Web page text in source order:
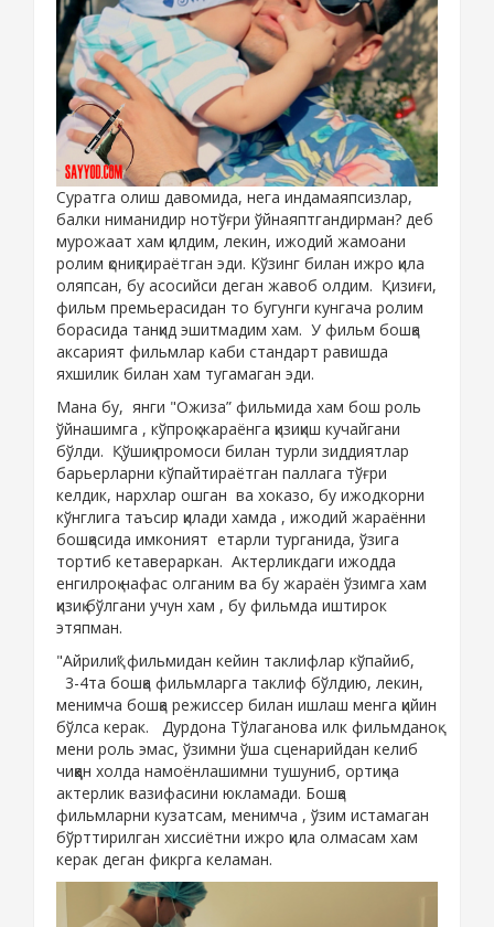
Суратга олиш давомида, нега индамаяпсизлар,
балки ниманидир нотўғри ўйнаяптгандирман? деб
мурожаат хам қилдим, лекин, ижодий жамоани
ролим қониқтираётган эди. Кўзинг билан ижро қила
оляпсан, бу асосийси деган жавоб олдим. Қизиғи,
фильм премьерасидан то бугунги кунгача ролим
борасида танқид эшитмадим хам. У фильм бошқа
аксарият фильмлар каби стандарт равишда
яхшилик билан хам тугамаган эди.
Мана бу, янги "Ожиза” фильмида хам бош роль
ўйнашимга , кўпроқ жараёнга қизиқиш кучайгани
бўлди. Қўшиқ промоси билан турли зиддиятлар
барьерларни кўпайтираётган паллага тўғри
келдик, нархлар ошган ва хоказо, бу ижодкорни
кўнглига таъсир қилади хамда , ижодий жараённи
бошқасида имконият етарли турганида, ўзига
тортиб кетавераркан. Актерликдаги ижодда
енгилроқ нафас олганим ва бу жараён ўзимга хам
қизиқ бўлгани учун хам , бу фильмда иштирок
этяпман.
"Айрилиқ” фильмидан кейин таклифлар кўпайиб,
3-4та бошқа фильмларга таклиф бўлдию, лекин,
менимча бошқа режиссер билан ишлаш менга қийин
бўлса керак. Дурдона Тўлаганова илк фильмданоқ
мени роль эмас, ўзимни ўша сценарийдан келиб
чиққан холда намоёнлашимни тушуниб, ортиқча
актерлик вазифасини юкламади. Бошқа
фильмларни кузатсам, менимча , ўзим истамаган
бўрттирилган хиссиётни ижро қила олмасам хам
керак деган фикрга келаман.